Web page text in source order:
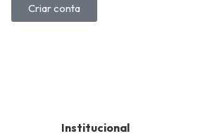
Criar conta
Institucional